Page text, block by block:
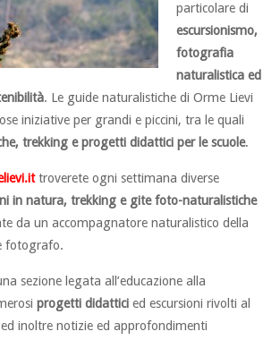
particolare di
escursionismo,
fotografia
naturalistica ed
. Le guide naturalistiche di Orme Lievi
iniziative per grandi e piccini, tra le quali
trekking e progetti didattici per le scuole.
troverete ogni settimana diverse
in natura, trekking e gite foto-naturalistiche
da un accompagnatore naturalistico della
fotografo.
sezione legata all’educazione alla
progetti didattici ed escursioni rivolti al
inoltre notizie ed approfondimenti